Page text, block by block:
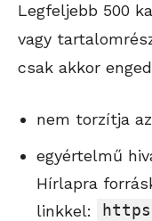
Legfeljebb 500
vagy
csak akkor
nem torzítja
egyértelmű
Hírlapra
linkkel: